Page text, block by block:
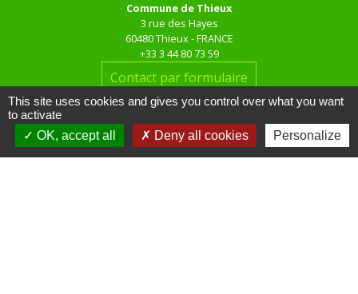
Commune de Thieux
3 rue des Hayes
60480 Thieux - FRANCE
+33 3 44 80 73 59
Contact par formulaire
le mardi de 16h00 à 18h00
le jeudi de 16h00 à 17h00
This site uses cookies and gives you control over what you want
to activate
OK, accept all
Deny all cookies Personalize